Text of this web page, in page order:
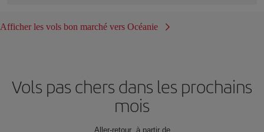
Afficher les vols bon marché vers Océanie
Vols pas chers dans les prochains
mois
Aller-retour à partir de